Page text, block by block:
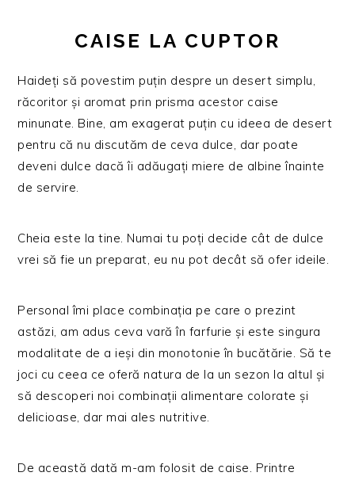
CAISE LA CUPTOR
Haideți să povestim puțin despre un desert simplu,
răcoritor și aromat prin prisma acestor caise
minunate. Bine, am exagerat puțin cu ideea de desert
pentru că nu discutăm de ceva dulce, dar poate
deveni dulce dacă îi adăugați miere de albine înainte
de servire.
Cheia este la tine. Numai tu poți decide cât de dulce
vrei să fie un preparat, eu nu pot decât să ofer ideile.
Personal îmi place combinația pe care o prezint
astăzi, am adus ceva vară în farfurie și este singura
modalitate de a ieși din monotonie în bucătărie. Să te
joci cu ceea ce oferă natura de la un sezon la altul și
să descoperi noi combinații alimentare colorate și
delicioase, dar mai ales nutritive.
De această dată m-am folosit de caise. Printre